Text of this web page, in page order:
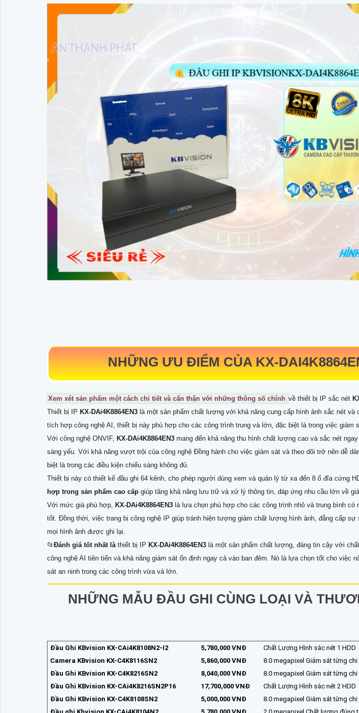
NHỮNG ƯU ĐIỂM CỦAKX-
Xem xét sản phẩm một cách chi tiết và cẩn thận với những thông số chính về thiết bị IP sắc nét
Thiết bị IP KX-DAi4K8864EN3 là một sản phẩm chất lượng với khả năng cung cấp hình ảnh sắc nét
tích hợp công nghệ AI, thiết bị này phù hợp cho các công trình trung và lớn, đặc biệt là trong việc giám
Với công nghệ ONVIF, KX-DAi4K8864EN3 mang đến khả năng thu hình chất lượng cao và sắc nét
sáng yếu. Với khả năng vượt trội của công nghệ Đồng hành cho việc giám sát và theo dõi trở nên dễ
biệt là trong các điều kiện chiếu sáng không đủ.
Thiết bị này có thiết kế đầu ghi 64 kênh, cho phép người dùng xem và quản lý từ xa đến 8 ổ đĩa cứng
hợp trong sản phẩm cao cấp giúp tăng khả năng lưu trữ và xử lý thông tin, đáp ứng nhu cầu lớn về
Với mức giá phù hợp, KX-DAi4K8864EN3 là lựa chọn phù hợp cho các công trình nhỏ và trung bình có
tốt. Đồng thời, việc trang bị công nghệ IP giúp tránh hiện tượng giảm chất lượng hình ảnh, đẳng cấp sự
mọi hình ảnh được ghi lại.
📂 Đánh giá tốt nhất là thiết bị IP KX-DAi4K8864EN3 là một sản phẩm chất lượng, đáng tin cậy với
công nghệ AI tiên tiến và khả năng giám sát ổn định ngay cả vào ban đêm. Nó là lựa chọn tốt cho việc
sát an ninh trong các công trình vừa và lớn.
NHỮNG MẪU ĐẦU GHI CÙNG LOẠI VÀ
Đầu Ghi KBvision KX-CAi4K8108N2-I2 5,780,000 VNĐ
Chất Lượng Hình sắc nét 1 HDD
Camera KBvision KX-C4K8116SN2
5,860,000 VNĐ
8.0 megapixel Giám sát từng chi
Đầu Ghi KBvision KX-C4K8216SN2
8,040,000 VNĐ
8.0 megapixel Giám sát từng chi
Đầu Ghi KBvision KX-CAi4K8216SN2P16
17,700,000 VNĐ
Chất Lượng Hình sắc nét 2 HDD
Đầu Ghi KBvision KX-C4K8108SN2
5,000,000 VNĐ
8.0 megapixel Giám sát từng chi